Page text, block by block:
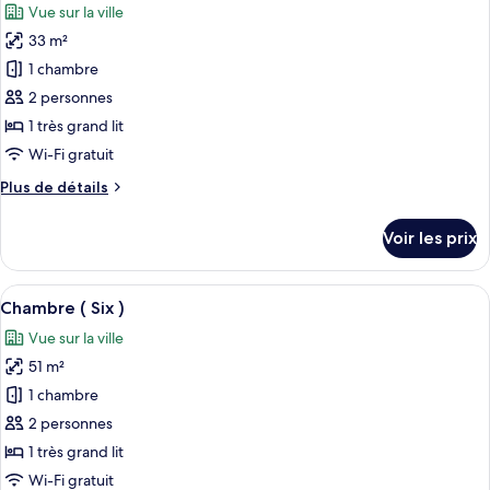
Chambre
(Four)
les
photos
pour
ce
type
de
chambre :
Chambre
Vue sur la ville
33 m²
1 chambre
2 personnes
1 très grand lit
Wi-Fi gratuit
Plus de détails
Plus
le
type
de
Chambre
(Five)
Voir les prix
Afficher
toutes
les
photos
pour
ce
type
de
Une chambre spacieuse avec un lit
6
Chambre ( Six )
Vue sur la ville
51 m²
1 chambre
2 personnes
1 très grand lit
Wi-Fi gratuit